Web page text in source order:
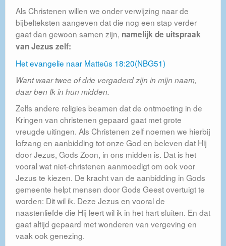
Als Christenen willen we onder verwijzing naar de
bijbelteksten aangeven dat die nog een stap verder
gaat dan gewoon samen zijn, namelijk de uitspraak
van Jezus zelf:
Het evangelie naar Matteüs 18:20(NBG51)
Want waar twee of drie vergaderd zijn in mijn naam,
daar ben Ik in hun midden.
Zelfs andere religies beamen dat de ontmoeting in de
Kringen van christenen gepaard gaat met grote
vreugde uitingen. Als Christenen zelf noemen we hierbij
lofzang en aanbidding tot onze God en beleven dat Hij
door Jezus, Gods Zoon, in ons midden is. Dat is het
vooral wat niet-christenen aanmoedigt om ook voor
Jezus te kiezen. De kracht van de aanbidding in Gods
gemeente helpt mensen door Gods Geest overtuigt te
worden: Dit wil ik. Deze Jezus en vooral de
naastenliefde die Hij leert wil ik in het hart sluiten. En dat
gaat altijd gepaard met wonderen van vergeving en
vaak ook genezing.